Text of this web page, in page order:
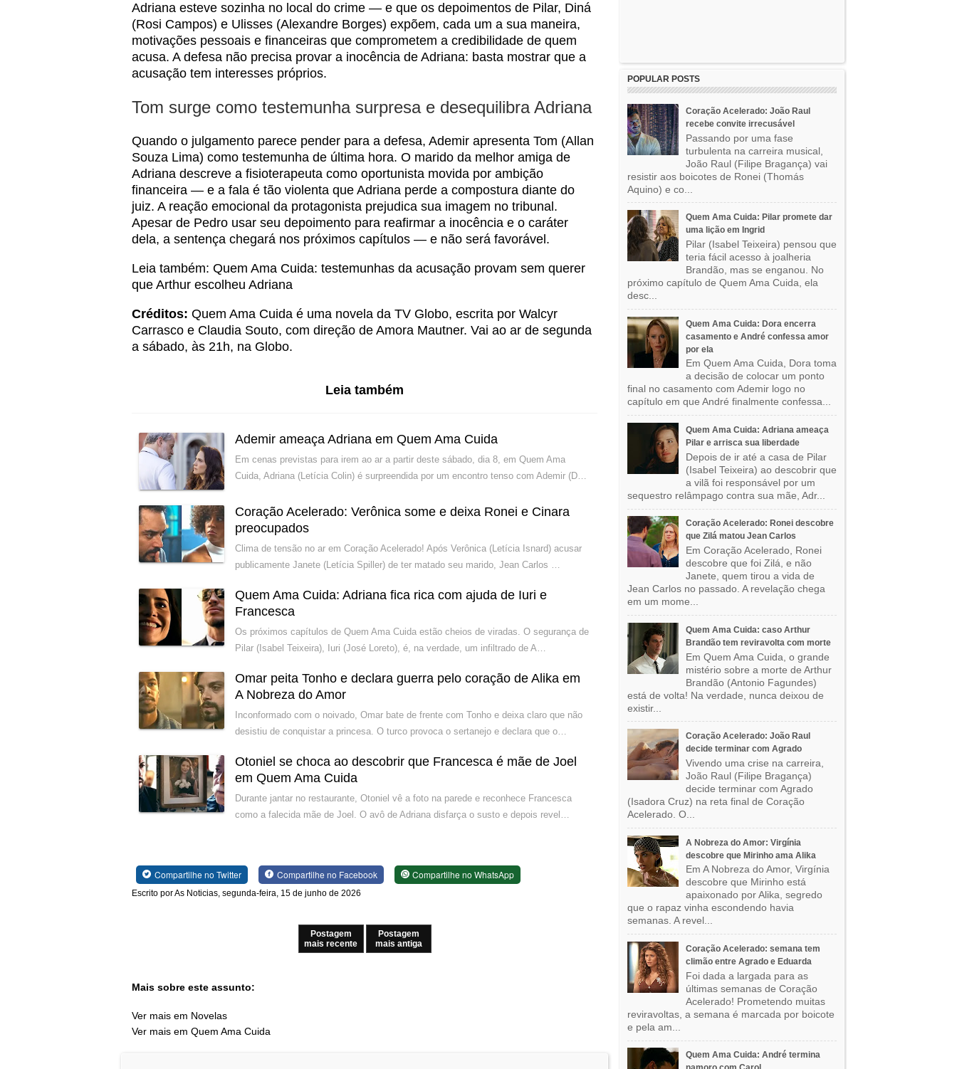
Adriana esteve sozinha no local do crime — e que os depoimentos de Pilar, Diná
(Rosi Campos) e Ulisses (Alexandre Borges) expõem, cada um a sua maneira,
motivações pessoais e financeiras que comprometem a credibilidade de quem
acusa. A defesa não precisa provar a inocência de Adriana: basta mostrar que a
acusação tem interesses próprios.
Tom surge como testemunha surpresa e desequilibra Adriana
Quando o julgamento parece pender para a defesa, Ademir apresenta Tom (Allan
Souza Lima) como testemunha de última hora. O marido da melhor amiga de
Adriana descreve a fisioterapeuta como oportunista movida por ambição
financeira — e a fala é tão violenta que Adriana perde a compostura diante do
juiz. A reação emocional da protagonista prejudica sua imagem no tribunal.
Apesar de Pedro usar seu depoimento para reafirmar a inocência e o caráter
dela, a sentença chegará nos próximos capítulos — e não será favorável.
Leia também: Quem Ama Cuida: testemunhas da acusação provam sem querer
que Arthur escolheu Adriana
Créditos: Quem Ama Cuida é uma novela da TV Globo, escrita por Walcyr
Carrasco e Claudia Souto, com direção de Amora Mautner. Vai ao ar de segunda
a sábado, às 21h, na Globo.
Leia também
Ademir ameaça Adriana em Quem Ama Cuida
Em cenas previstas para irem ao ar a partir deste sábado, dia 8, em Quem Ama
Cuida, Adriana (Letícia Colin) é surpreendida por um encontro tenso com Ademir (D…
Coração Acelerado: Verônica some e deixa Ronei e Cinara
preocupados
Clima de tensão no ar em Coração Acelerado! Após Verônica (Letícia Isnard) acusar
publicamente Janete (Letícia Spiller) de ter matado seu marido, Jean Carlos …
Quem Ama Cuida: Adriana fica rica com ajuda de Iuri e
Francesca
Os próximos capítulos de Quem Ama Cuida estão cheios de viradas. O segurança de
Pilar (Isabel Teixeira), Iuri (José Loreto), é, na verdade, um infiltrado de A…
Omar peita Tonho e declara guerra pelo coração de Alika em
A Nobreza do Amor
Inconformado com o noivado, Omar bate de frente com Tonho e deixa claro que não
desistiu de conquistar a princesa. O turco provoca o sertanejo e declara que o…
Otoniel se choca ao descobrir que Francesca é mãe de Joel
em Quem Ama Cuida
Durante jantar no restaurante, Otoniel vê a foto na parede e reconhece Francesca
como a falecida mãe de Joel. O avô de Adriana disfarça o susto e depois revel…
Compartilhe no Twitter Compartilhe no Facebook Compartilhe no WhatsApp
Escrito por As Noticias, segunda-feira, 15 de junho de 2026
Postagem
mais recente
Postagem
mais antiga
Mais sobre este assunto:
Ver mais em Novelas
Ver mais em Quem Ama Cuida
POPULAR POSTS
Coração Acelerado: João Raul
recebe convite irrecusável
Passando por uma fase
turbulenta na carreira musical,
João Raul (Filipe Bragança) vai
resistir aos boicotes de Ronei (Thomás
Aquino) e co...
Quem Ama Cuida: Pilar promete dar
uma lição em Ingrid
Pilar (Isabel Teixeira) pensou que
teria fácil acesso à joalheria
Brandão, mas se enganou. No
próximo capítulo de Quem Ama Cuida, ela
desc...
Quem Ama Cuida: Dora encerra
casamento e André confessa amor
por ela
Em Quem Ama Cuida, Dora toma
a decisão de colocar um ponto
final no casamento com Ademir logo no
capítulo em que André finalmente confessa...
Quem Ama Cuida: Adriana ameaça
Pilar e arrisca sua liberdade
Depois de ir até a casa de Pilar
(Isabel Teixeira) ao descobrir que
a vilã foi responsável por um
sequestro relâmpago contra sua mãe, Adr...
Coração Acelerado: Ronei descobre
que Zilá matou Jean Carlos
Em Coração Acelerado, Ronei
descobre que foi Zilá, e não
Janete, quem tirou a vida de
Jean Carlos no passado. A revelação chega
em um mome...
Quem Ama Cuida: caso Arthur
Brandão tem reviravolta com morte
Em Quem Ama Cuida, o grande
mistério sobre a morte de Arthur
Brandão (Antonio Fagundes)
está de volta! Na verdade, nunca deixou de
existir...
Coração Acelerado: João Raul
decide terminar com Agrado
Vivendo uma crise na carreira,
João Raul (Filipe Bragança)
decide terminar com Agrado
(Isadora Cruz) na reta final de Coração
Acelerado. O...
A Nobreza do Amor: Virgínia
descobre que Mirinho ama Alika
Em A Nobreza do Amor, Virgínia
descobre que Mirinho está
apaixonado por Alika, segredo
que o rapaz vinha escondendo havia
semanas. A revel...
Coração Acelerado: semana tem
climão entre Agrado e Eduarda
Foi dada a largada para as
últimas semanas de Coração
Acelerado! Prometendo muitas
reviravoltas, a semana é marcada por boicote
e pela am...
Quem Ama Cuida: André termina